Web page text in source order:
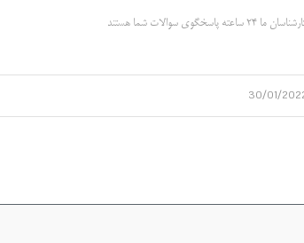
ما 24 ساعته پاسخگوی سوالات شما هستند
30/01/